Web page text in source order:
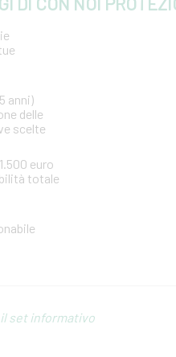
anni)
delle
scelte
euro
totale
set informativo